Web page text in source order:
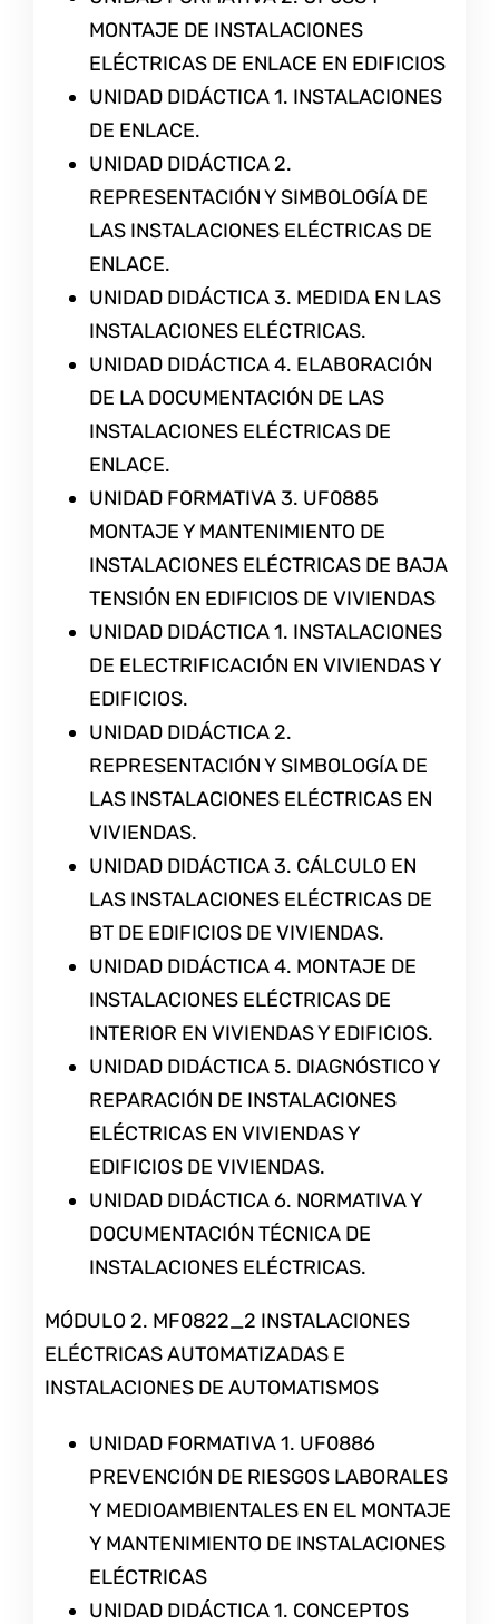
MONTAJE DE INSTALACIONES
ELÉCTRICAS DE ENLACE EN EDIFICIOS
UNIDAD DIDÁCTICA 1. INSTALACIONES
DE ENLACE.
UNIDAD DIDÁCTICA 2.
REPRESENTACIÓN Y SIMBOLOGÍA DE
LAS INSTALACIONES ELÉCTRICAS DE
ENLACE.
UNIDAD DIDÁCTICA 3. MEDIDA EN LAS
INSTALACIONES ELÉCTRICAS.
UNIDAD DIDÁCTICA 4. ELABORACIÓN
DE LA DOCUMENTACIÓN DE LAS
INSTALACIONES ELÉCTRICAS DE
ENLACE.
UNIDAD FORMATIVA 3. UF0885
MONTAJE Y MANTENIMIENTO DE
INSTALACIONES ELÉCTRICAS DE BAJA
TENSIÓN EN EDIFICIOS DE VIVIENDAS
UNIDAD DIDÁCTICA 1. INSTALACIONES
DE ELECTRIFICACIÓN EN VIVIENDAS Y
EDIFICIOS.
UNIDAD DIDÁCTICA 2.
REPRESENTACIÓN Y SIMBOLOGÍA DE
LAS INSTALACIONES ELÉCTRICAS EN
VIVIENDAS.
UNIDAD DIDÁCTICA 3. CÁLCULO EN
LAS INSTALACIONES ELÉCTRICAS DE
BT DE EDIFICIOS DE VIVIENDAS.
UNIDAD DIDÁCTICA 4. MONTAJE DE
INSTALACIONES ELÉCTRICAS DE
INTERIOR EN VIVIENDAS Y EDIFICIOS.
UNIDAD DIDÁCTICA 5. DIAGNÓSTICO Y
REPARACIÓN DE INSTALACIONES
ELÉCTRICAS EN VIVIENDAS Y
EDIFICIOS DE VIVIENDAS.
UNIDAD DIDÁCTICA 6. NORMATIVA Y
DOCUMENTACIÓN TÉCNICA DE
INSTALACIONES ELÉCTRICAS.
MÓDULO 2. MF0822_2 INSTALACIONES
ELÉCTRICAS AUTOMATIZADAS E
INSTALACIONES DE AUTOMATISMOS
UNIDAD FORMATIVA 1. UF0886
PREVENCIÓN DE RIESGOS LABORALES
Y MEDIOAMBIENTALES EN EL MONTAJE
Y MANTENIMIENTO DE INSTALACIONES
ELÉCTRICAS
UNIDAD DIDÁCTICA 1. CONCEPTOS